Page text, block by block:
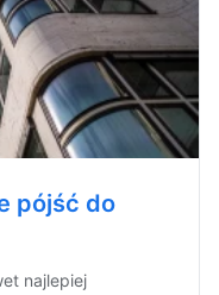
pójść do
najlepiej